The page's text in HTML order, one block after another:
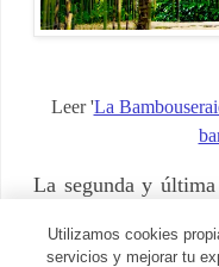
Leer 'La
La segunda y
en estas latitudes.
Utilizamos cookies
servicios y mejorar tu